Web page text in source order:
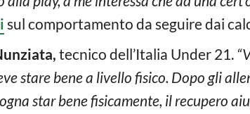
sul comportamento da seguire dai
tecnico dell’Italia Under 21.
stare bene a livello fisico. Dopo gli
star bene fisicamente, il recupero